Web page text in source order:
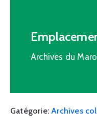
Archives du
Gatégorie:Archives